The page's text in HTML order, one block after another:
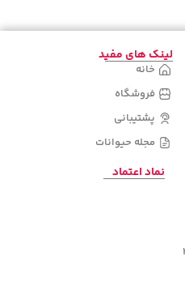
لینک های مفید
خانه
فروشگاه
پشتیبانی
مجله حیوانات
نماد اعتماد